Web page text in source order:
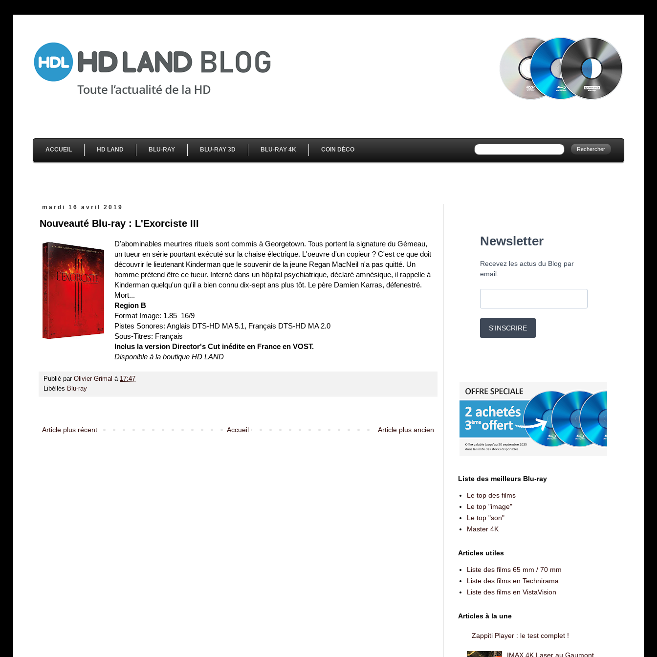
ACCUEIL HD LAND BLU-RAY BLU-RAY 3D BLU-RAY 4K COIN DÉCO
mardi 16 avril 2019
Nouveauté Blu-ray : L'Exorciste III
D'abominables meurtres rituels sont commis à Georgetown. Tous portent la signature du Gémeau,
un tueur en série pourtant exécuté sur la chaise électrique. L'oeuvre d'un copieur ? C'est ce que doit
découvrir le lieutenant Kinderman que le souvenir de la jeune Regan MacNeil n'a pas quitté. Un
homme prétend être ce tueur. Interné dans un hôpital psychiatrique, déclaré amnésique, il rappelle à
Kinderman quelqu'un qu'il a bien connu dix-sept ans plus tôt. Le père Damien Karras, défenestré.
Mort...
Region B
Format Image: 1.85 16/9
Pistes Sonores: Anglais DTS-HD MA 5.1, Français DTS-HD MA 2.0
Sous-Titres: Français
Inclus la version Director's Cut inédite en France en VOST.
Disponible à la boutique HD LAND
Publié par Olivier Grimal à 17:47
Libéllés Blu-ray
Article plus récent Article plus ancien
Accueil
Newsletter
Recevez les actus du Blog par
email.
S'INSCRIRE
Liste des meilleurs Blu-ray
Le top des films
Le top "image"
Le top "son"
Master 4K
Articles utiles
Liste des films 65 mm / 70 mm
Liste des films en Technirama
Liste des films en VistaVision
Articles à la une
Zappiti Player : le test complet !
IMAX 4K Laser au Gaumont